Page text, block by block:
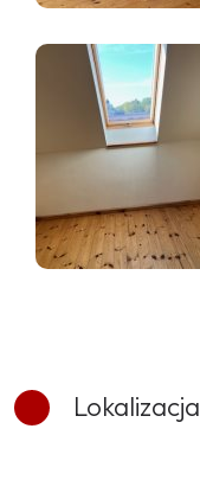
Lokalizacja